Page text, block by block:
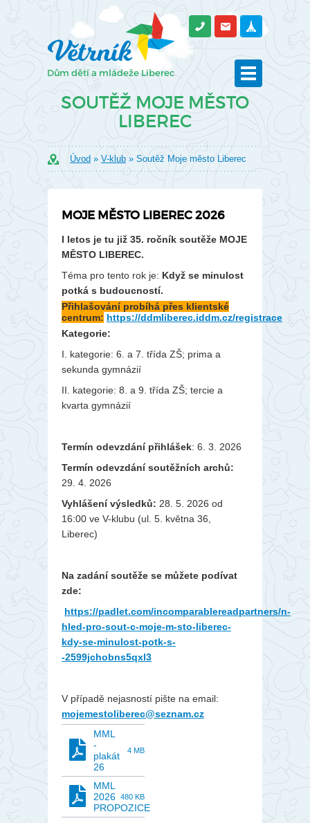
SOUTĚŽ MOJE MĚSTO
LIBEREC
Úvod » V-klub» Soutěž Moje město Liberec
MOJE MĚSTO LIBEREC 2026
I letos je tu již 35. ročník soutěže MOJE
MĚSTO LIBEREC.
Téma pro tento rok je: Když se minulost
potká s budoucností.
Přihlašování probíhá přes klientské
centrum: https://ddmliberec.iddm.cz/registrace
Kategorie:
I. kategorie: 6. a 7. třída ZŠ; prima a
sekunda gymnázií
II. kategorie: 8. a 9. třída ZŠ; tercie a
kvarta gymnázií
Termín odevzdání přihlášek: 6. 3. 2026
Termín odevzdání soutěžních archů:
29. 4. 2026
Vyhlášení výsledků: 28. 5. 2026 od
16:00 ve V-klubu (ul. 5. května 36,
Liberec)
Na zadání soutěže se můžete podívat
zde:
https://padlet.com/incomparablereadpartners/n-
hled-pro-sout-c-moje-m-sto-liberec-
kdy-se-minulost-potk-s-
-2599jchobns5qxl3
V případě nejasností pište na email:
mojemestoliberec@seznam.cz
MML
-
plakát
26
4 MB
MML
2026
PROPOZICE
480 KB